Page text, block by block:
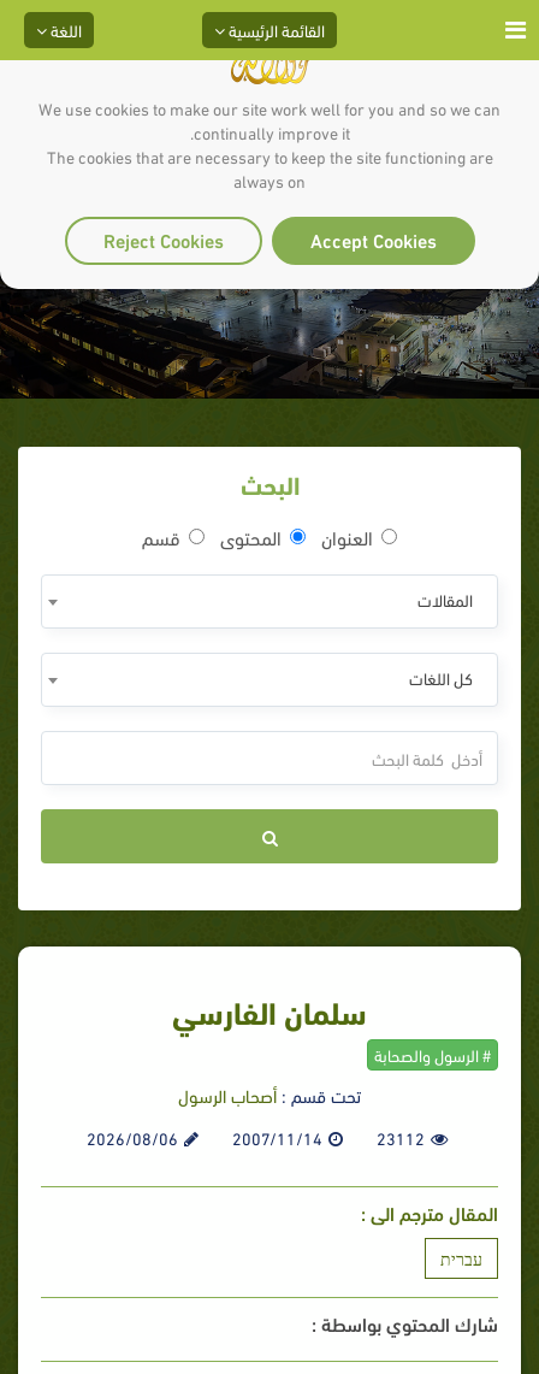
We use cookies to make our site work well for you and so we can
continually improve it.
The cookies that are necessary to keep the site functioning are
always on
Accept Cookies
Reject Cookies
اللغة القائمة الرئيسية
سلمان الفارسي
البحث
العنوان المحتوى قسم
المقالات
كل اللغات
سلمان الفارسي
# الرسول والصحابة
تحت قسم :أصحاب الرسول
23112
2007/11/14
2026/08/06
المقال مترجم الى :
עברית
شارك المحتوي بواسطة :